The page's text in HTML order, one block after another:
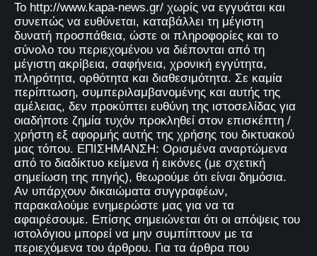
Το http://www.kapa-news.gr/ χωρίς να εγγυάται και
συνεπώς να ευθύνεται, καταβάλλει τη μέγιστη
δυνατή προσπάθεια, ώστε οι πληροφορίες και το
σύνολο του περιεχομένου να διέπονται από τη
μέγιστη ακρίβεια, σαφήνεια, χρονική εγγύτητα,
πληρότητα, ορθότητα και διαθεσιμότητα. Σε καμία
περίπτωση, συμπεριλαμβανομένης και αυτής της
αμέλειας, δεν προκύπτει ευθύνη της ιστοσελίδας για
οιαδήποτε ζημία τυχόν προκληθεί στον επισκέπτη /
χρήστη εξ αφορμής αυτής της χρήσης του δικτυακού
μας τόπου. ΕΠΙΣΗΜΑΝΣΗ: Ορισμένα αναρτώμενα
από το διαδίκτυο κείμενα ή εικόνες (με σχετική
σημείωση της πηγής), θεωρούμε ότι είναι δημόσια.
Αν υπάρχουν δικαιώματα συγγραφέων,
παρακαλούμε ενημερώστε μας για να τα
αφαιρέσουμε. Επίσης σημειώνεται ότι οι απόψεις του
ιστολόγιου μπορεί να μην συμπίπτουν με τα
περιεχόμενα του άρθρου. Για τα άρθρα που